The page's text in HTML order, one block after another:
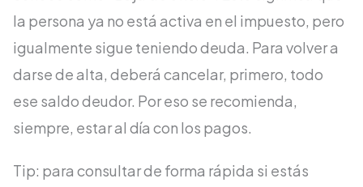
la persona ya no está activa en el impuesto, pero
igualmente sigue teniendo deuda. Para volver a
darse de alta, deberá cancelar, primero, todo
ese saldo deudor. Por eso se recomienda,
siempre, estar al día con los pagos.
Tip: para consultar de forma rápida si estás